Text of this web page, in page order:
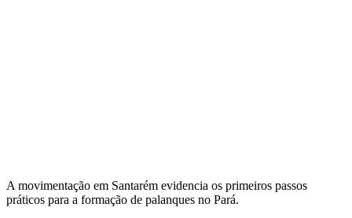
A movimentação em Santarém evidencia os primeiros passos
práticos para a formação de palanques no Pará.